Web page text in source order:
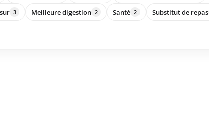
3 Meilleure digestion 2 Santé 2 Substitut de repas